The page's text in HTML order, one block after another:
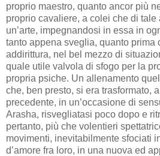
proprio maestro, quanto ancor più
proprio cavaliere, a colei che di tale
un’arte, impegnandosi in essa in
tanto appena sveglia, quanto prima
addirittura, nel bel mezzo di
quale utile valvola di sfogo per la
propria psiche. Un allenamento
che, ben presto, si era trasformato,
precedente, in un’occasione di
Arasha, risvegliatasi poco dopo e
pertanto, più che volentieri
movimenti, inevitabilmente sfociati
d’amore fra loro, in una nuova ed